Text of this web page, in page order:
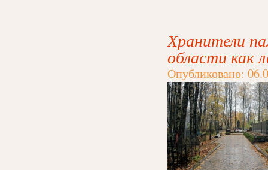
Хранители
области как
Опубликовано: